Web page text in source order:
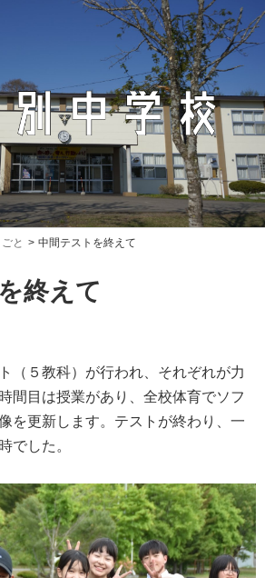
と 中間テストを終えて
終えて
（５教科）が行われ、それぞれが力
間目は授業があり、全校体育でソフ
を更新します。テストが終わり、一
でした。